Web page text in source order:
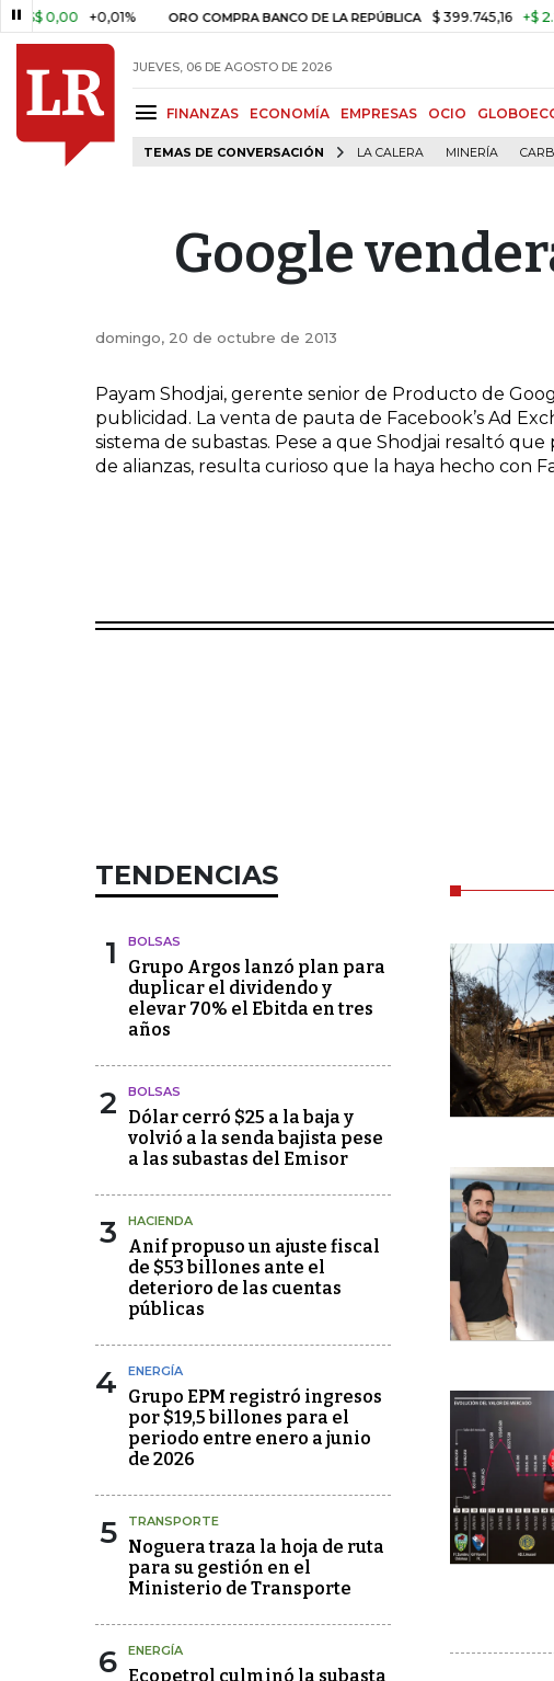
0,00 +0,01% ORO COMPRA BANCO DE LA REPÚBLICA $ 399.745,16 +$
JUEVES, 06 DE AGOSTO DE 2026
FINANZAS ECONOMÍA EMPRESAS OCIO
TEMAS DE CONVERSACIÓN LA CALERA MINERÍA
Google
domingo, 20 de octubre de 2013
Payam Shodjai, gerente senior de Producto de
publicidad. La venta de pauta de Facebook’s Ad
sistema de subastas. Pese a que Shodjai resaltó
de alianzas, resulta curioso que la haya hecho con
TENDENCIAS
1 BOLSAS
Grupo Argos lanzó plan para
duplicar el dividendo y
elevar 70% el Ebitda en tres
años
2 BOLSAS
Dólar cerró $25 a la baja y
volvió a la senda bajista pese
a las subastas del Emisor
3 HACIENDA
Anif propuso un ajuste fiscal
de $53 billones ante el
deterioro de las cuentas
públicas
4 ENERGÍA
Grupo EPM registró ingresos
por $19,5 billones para el
periodo entre enero a junio
de 2026
5 TRANSPORTE
Noguera traza la hoja de ruta
para su gestión en el
Ministerio de Transporte
6 ENERGÍA
Ecopetrol culminó la subasta